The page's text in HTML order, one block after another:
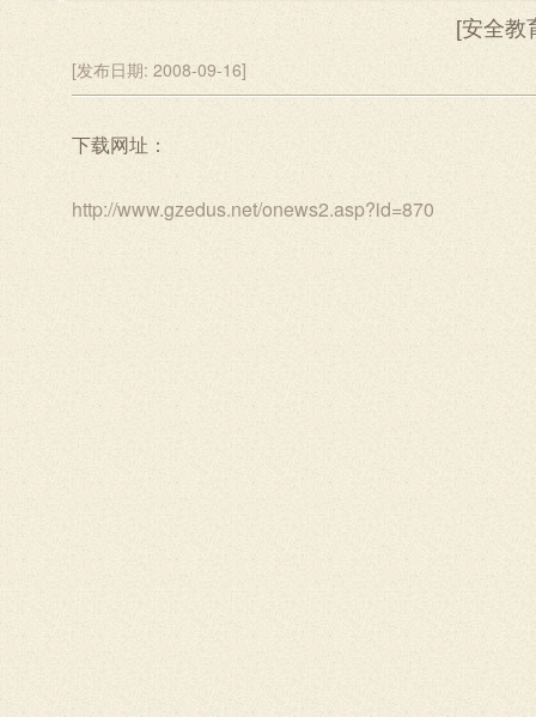
[安全教
[发布日期: 2008-09-16]
下载网址：
http://www.gzedus.net/onews2.asp?id=870